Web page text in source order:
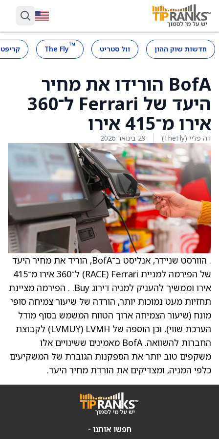
חדשות שוק ההון וול סטריט ™
The Fly
BofA הורידו את מחיר
היעד של Ferrari ל־360
אירו מ־415 אירו
דה פליי (TheFly) 29 בינואר 2026
. הוורסט שניידר, אנליסט ב־BofA, הוריד את מחיר היעד
של הפירמה למניית Ferrari ‏(RACE) ל־360 אירו מ־415
אירו וממשיך להעניק למניה דירוג Buy. . הפירמה מציינת
תחזיות מעט נמוכות יותר, הורדה של שיעור צמיחה סופי
מונח (שיעור הצמיחה ארוך הטווח המשמש בסוף מודל
הערכת שווי), וכן הוספה של LVMH ‏(LVMUY) לקבוצת
החברות להשוואה. BofA מאמינים ששינויים אלו
משקפים טוב יותר את הספקנות הגוברת של המשקיעים
כלפי המניה, ומצדיקים את הורדת מחיר היעד.
חפשו אותנו -